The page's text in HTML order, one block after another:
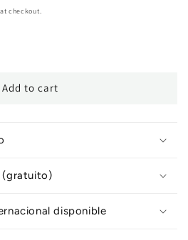
checkout.
Add to cart
(gratuito)
disponible